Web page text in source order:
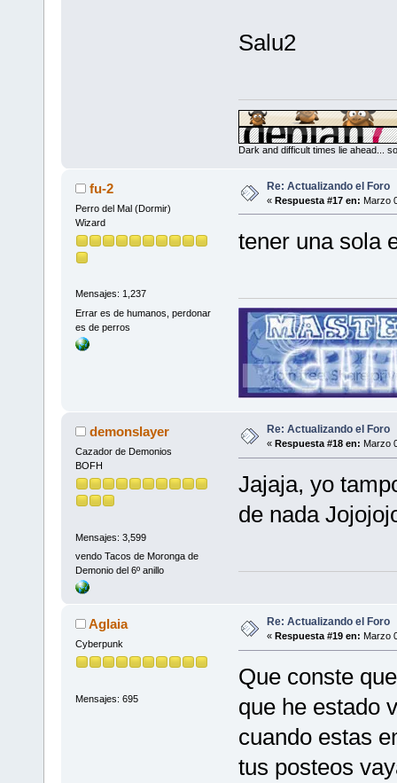
Salu2
Dark and difficult times lie ahead...
fu-2
Perro del Mal (Dormir)
Wizard
Mensajes: 1,237
Errar es de humanos, perdonar
es de perros
Re: Actualizando el Foro
« Respuesta #17 en: Marzo
tener una sola
demonslayer
Cazador de Demonios
BOFH
Mensajes: 3,599
vendo Tacos de Moronga de
Demonio del 6º anillo
Re: Actualizando el Foro
« Respuesta #18 en: Marzo
Jajaja, yo
de nada
Aglaia
Cyberpunk
Mensajes: 695
Re: Actualizando el Foro
« Respuesta #19 en: Marzo
Que conste
que he estado
cuando estas
tus posteos